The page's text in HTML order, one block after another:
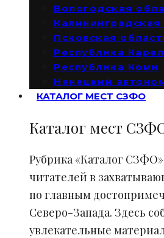
Вологодская
Калининградская
Псковская
Республика
Республика Коми
Ненецкий
КАТАЛОГ МЕСТ СЗФО
Каталог мест
Рубрика «Каталог
читателей в
по главным
Северо-Запада. Здесь
увлекательные